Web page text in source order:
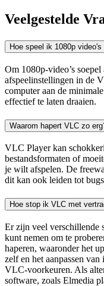
Veelgestelde
Hoe speel ik 1080p
Om 1080p-video’s
afspeelinstellingen in de
computer aan de
effectief te laten draaien.
Waarom hapert VLC zo
VLC Player kan
bestandsformaten of
je wilt afspelen. De
dit kan ook leiden tot
Hoe stop ik VLC met
Er zijn veel verschillende
kunt nemen om te
haperen, waaronder het
zelf en het aanpassen
VLC-voorkeuren. Als
software, zoals Elmedia